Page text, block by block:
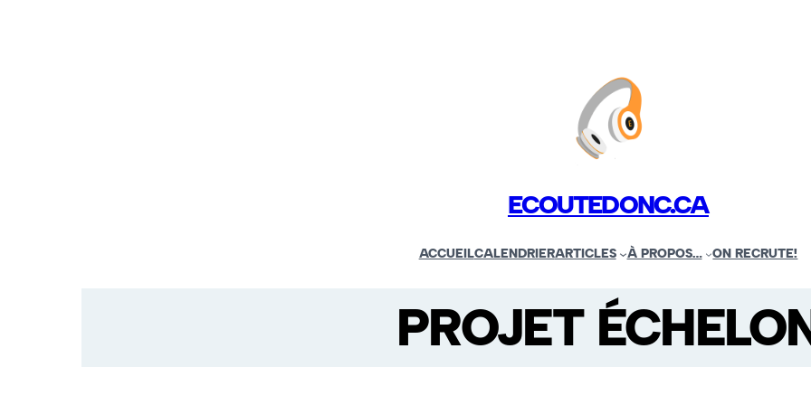
ECOUTEDONC.CA
ACCUEILCALENDRIERARTICLES À PROPOS… ON RECRUTE!
PROJET